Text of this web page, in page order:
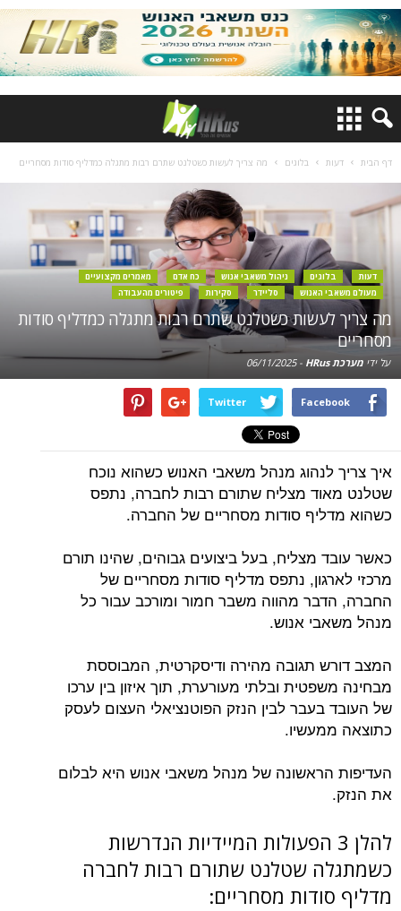
דף הבית דעות בלוגים מה צריך לעשות כשטלנט שתרם רבות מתגלה כמדליף סודות מסחריים
דעות בלוגים ניהול משאבי אנוש כח אדם
מאמרים מקצועיים
מעולם משאבי האנוש
סליידר סקירות פיטורים מהעבודה
מה צריך לעשות כשטלנט שתרם רבות מתגלה כמדליף סודות
מסחריים
על ידי מערכת HRus -
06/11/2025
Facebook
Twitter
איך צריך לנהוג מנהל משאבי האנוש כשהוא נוכח
שטלנט מאוד מצליח שתורם רבות לחברה, נתפס
כשהוא מדליף סודות מסחריים של החברה.
כאשר עובד מצליח, בעל ביצועים גבוהים, שהינו תורם
מרכזי לארגון, נתפס מדליף סודות מסחריים של
החברה, הדבר מהווה משבר חמור ומורכב עבור כל
מנהל משאבי אנוש.
המצב דורש תגובה מהירה ודיסקרטית, המבוססת
מבחינה משפטית ובלתי מעורערת, תוך איזון בין ערכו
של העובד בעבר לבין הנזק הפוטנציאלי העצום לעסק
כתוצאה ממעשיו.
העדיפות הראשונה של מנהל משאבי אנוש היא לבלום
את הנזק.
להלן 3 הפעולות המיידיות הנדרשות
כשמתגלה שטלנט שתורם רבות לחברה
מדליף סודות מסחריים: